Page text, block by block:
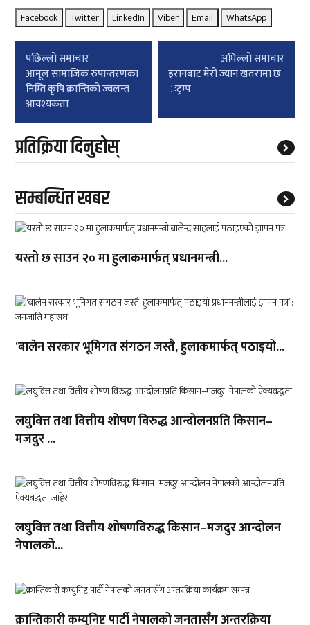
Facebook Twitter LinkedIn Viber Email WhatsApp
Post
navigation
पछिल्लाे समाचार
आमूल सामाजिक रुपान्तरणका
निम्ति कृषि क्रान्तिको ज्वलन्त
आवश्यकता
अघिल्लाे समाचार
इरानबाट मेरो ज्यान खतरामा छ
ःट्रम्प
प्रतिक्रिया दिनुहोस्
सम्बन्धित खबर
यस्तो छ साउन २० मा हुलाकमार्फत् प्रधानमन्त्री...
‘बालेन सरकार भूमिगत संगठन जस्तै, हुलाकमार्फत् पठाइयो...
लघुवित्त तथा वित्तीय शोषण विरुद्ध आन्दोलनप्रति किसान–
मजदुर ...
लघुवित्त तथा वित्तीय शोषणविरुद्ध किसान–मजदुर आन्दोलन
नेपालको...
क्रान्तिकारी कम्युनिष्ट पार्टी नेपालको जनतासँग अन्तरक्रिया